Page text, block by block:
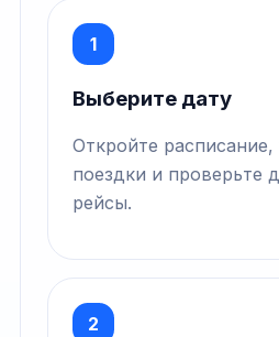
1
Выберите дату
Откройте
поездки и проверьте
рейсы.
2